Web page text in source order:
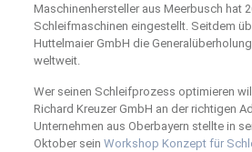
Maschinenhersteller aus Meerbusch hat
Schleifmaschinen eingestellt. Seitdem
Huttelmaier GmbH die
weltweit.
Wer seinen Schleifprozess optimieren
Richard Kreuzer GmbH an der richtigen
Unternehmen aus Oberbayern stellte in
Oktober sein Workshop Konzept für